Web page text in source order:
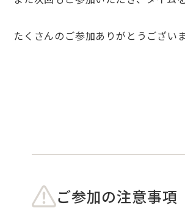
たくさんのご参加ありがとうござい
ご参加の注意事項